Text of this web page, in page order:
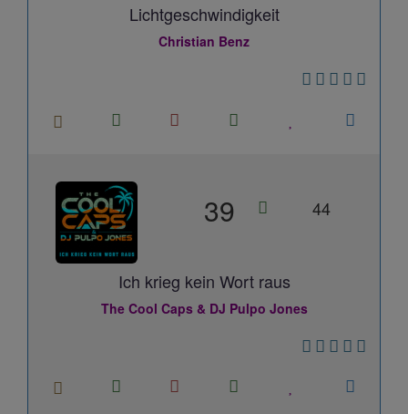
Lichtgeschwindigkeit
Christian Benz
39 44
Ich krieg kein Wort raus
The Cool Caps & DJ Pulpo Jones